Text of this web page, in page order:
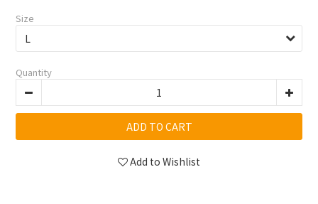
Size
Quantity
ADD TO CART
Add to Wishlist